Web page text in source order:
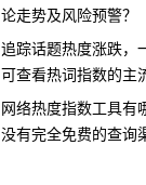
论走势及风险预警？
追踪话题热度涨跌，
可查看热词指数的主
网络热度指数工具有
没有完全免费的查询